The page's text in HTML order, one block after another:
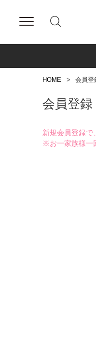
HOME 会員登
会員登録
新規会員登録で
※お一家族様一